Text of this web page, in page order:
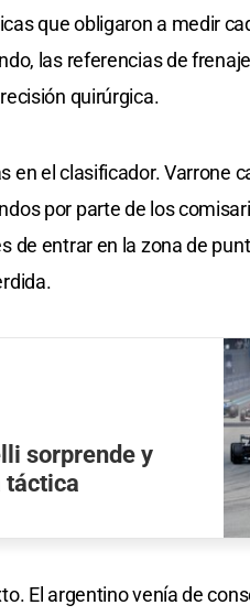
que obligaron a medir
las referencias de
quirúrgica.
en el clasificador. Varrone
por parte de los
de entrar en la zona de
sorprende y
táctica
El argentino venía de